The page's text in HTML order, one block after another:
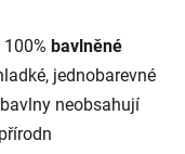
bavlněné
jednobarevné
neobsahují